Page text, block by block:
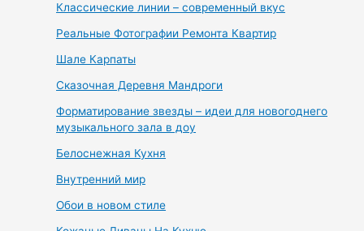
Классические линии – современный вкус
Реальные Фотографии Ремонта Квартир
Шале Карпаты
Сказочная Деревня Мандроги
Форматирование звезды – идеи для новогоднего
музыкального зала в доу
Белоснежная Кухня
Внутренний мир
Обои в новом стиле